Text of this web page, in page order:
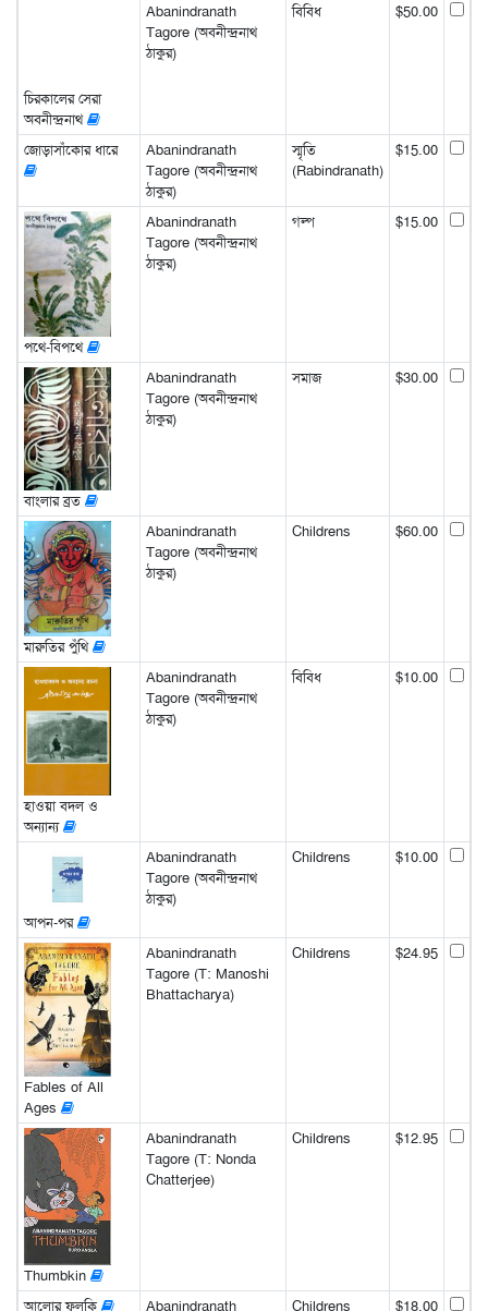
চিরকালের সেরা
অবনীন্দ্রনাথ
Abanindranath
Tagore (অবনীন্দ্রনাথ
ঠাকুর)
বিবিধ $50.00
জোড়াসাঁকোর ধারে
Abanindranath
Tagore (অবনীন্দ্রনাথ
ঠাকুর)
স্মৃতি
(Rabindranath)
$15.00
পথে-বিপথে
Abanindranath
Tagore (অবনীন্দ্রনাথ
ঠাকুর)
গল্প $15.00
বাংলার ব্রত
Abanindranath
Tagore (অবনীন্দ্রনাথ
ঠাকুর)
সমাজ $30.00
মারুতির পুঁথি
Abanindranath
Tagore (অবনীন্দ্রনাথ
ঠাকুর)
Childrens $60.00
হাওয়া বদল ও
অন্যান্য
Abanindranath
Tagore (অবনীন্দ্রনাথ
ঠাকুর)
বিবিধ $10.00
আপন-পর
Abanindranath
Tagore (অবনীন্দ্রনাথ
ঠাকুর)
Childrens $10.00
Fables of All
Ages
Abanindranath
Tagore (T: Manoshi
Bhattacharya)
Childrens $24.95
Thumbkin
Abanindranath
Tagore (T: Nonda
Chatterjee)
Childrens $12.95
আলোর ফুলকি
Abanindranath
Childrens $18.00